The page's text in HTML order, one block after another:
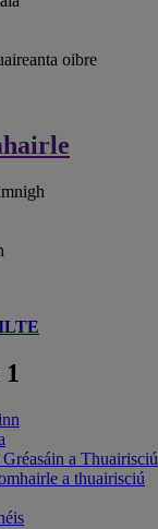
oibre
a Thuairisciú
a thuairisciú